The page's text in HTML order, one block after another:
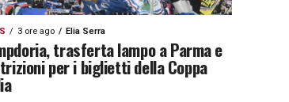
3 ore ago Elia Serra
trasferta lampo a Parma e
per i biglietti della Coppa